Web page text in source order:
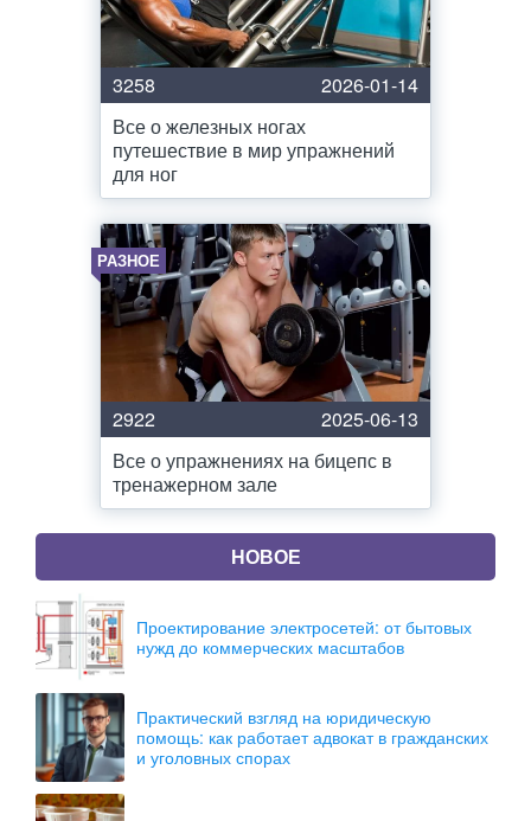
3258
2026-01-14
Все о железных ногах
путешествие в мир упражнений
для ног
РАЗНОЕ
2922
2025-06-13
Все о упражнениях на бицепс в
тренажерном зале
НОВОЕ
Проектирование электросетей: от бытовых
нужд до коммерческих масштабов
Практический взгляд на юридическую
помощь: как работает адвокат в гражданских
и уголовных спорах